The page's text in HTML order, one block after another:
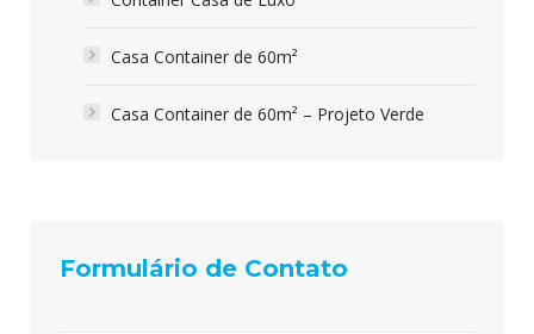
Casa Container de 60m²
Casa Container de 60m² – Projeto Verde
Formulário de Contato